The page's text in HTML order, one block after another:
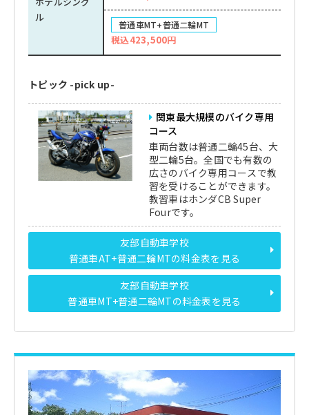
ル
普通車MT+普通二輪MT
税込423,500円
トピック -pick up-
関東最大規模のバイク専用
コース
車両台数は普通二輪45台、大
型二輪5台。全国でも有数の
広さのバイク専用コースで教
習を受けることができます。
教習車はホンダCB Super
Fourです。
友部自動車学校
普通車AT+普通二輪MTの料金表を見る
友部自動車学校
普通車MT+普通二輪MTの料金表を見る